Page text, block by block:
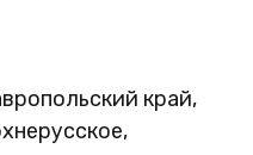
край,